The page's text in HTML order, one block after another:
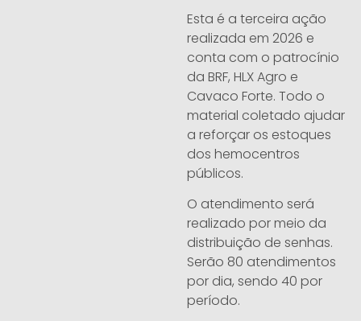
Esta é a terceira ação
realizada em 2026 e
conta com o patrocínio
da BRF, HLX Agro e
Cavaco Forte. Todo o
material coletado ajudar
a reforçar os estoques
dos hemocentros
públicos.
O atendimento será
realizado por meio da
distribuição de senhas.
Serão 80 atendimentos
por dia, sendo 40 por
período.